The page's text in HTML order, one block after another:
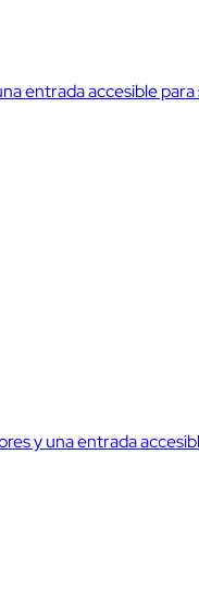
entrada accesible
y una entrada